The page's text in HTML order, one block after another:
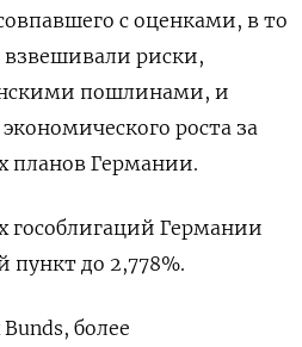
с оценками, в то
риски,
пошлинами, и
роста за
планов Германии.
гособлигаций Германии
пункт до 2,778%.
более